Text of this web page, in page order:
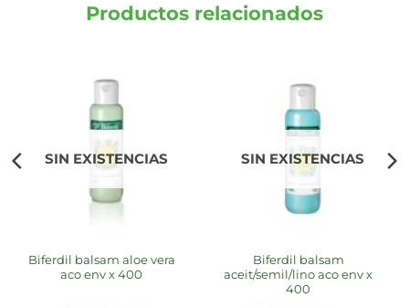
Productos relacionados
SIN EXISTENCIAS
biferdil balsam aloe vera
aco env x 400
SIN EXISTENCIAS
biferdil balsam
aceit/semil/lino aco env x
400